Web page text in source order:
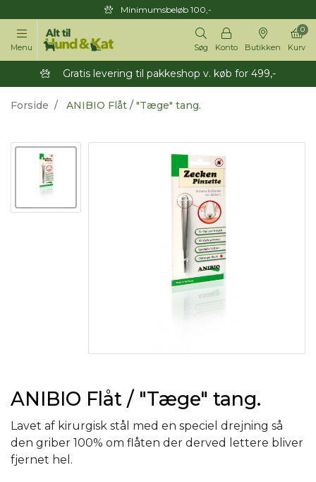
Minimumsbeløb 100,-
Menu Søg Konto Butikken Kurv
0
Gratis levering til pakkeshop v. køb for 499,-
Forside ANIBIO Flåt / "Tæge" tang.
ANIBIO Flåt / "Tæge" tang.
Lavet af kirurgisk stål med en speciel drejning så
den griber 100% om flåten der derved lettere bliver
fjernet hel.